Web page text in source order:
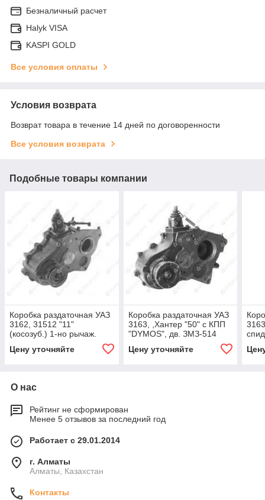
Безналичный расчет
Halyk VISA
KASPI GOLD
Все условия оплаты
Условия возврата
Возврат товара в течение 14 дней по договоренности
Все условия возврата
Подобные товары компании
Коробка раздаточная УАЗ
3162, 31512 "11"
(косозуб.) 1-но рычаж.
Цену уточняйте
Коробка раздаточная УАЗ
3163, ,Хантер "50" с КПП
"DYMOS", дв. ЗМЗ-514
Цену уточняйте
О нас
Рейтинг не сформирован
Менее 5 отзывов за последний год
Работает с 29.01.2014
г. Алматы
Алматы, Казахстан
Контакты